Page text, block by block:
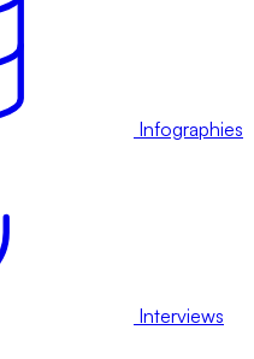
Infographies
Interviews